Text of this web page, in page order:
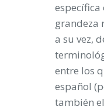
específica
grandeza
a su vez,
entre los
español
también